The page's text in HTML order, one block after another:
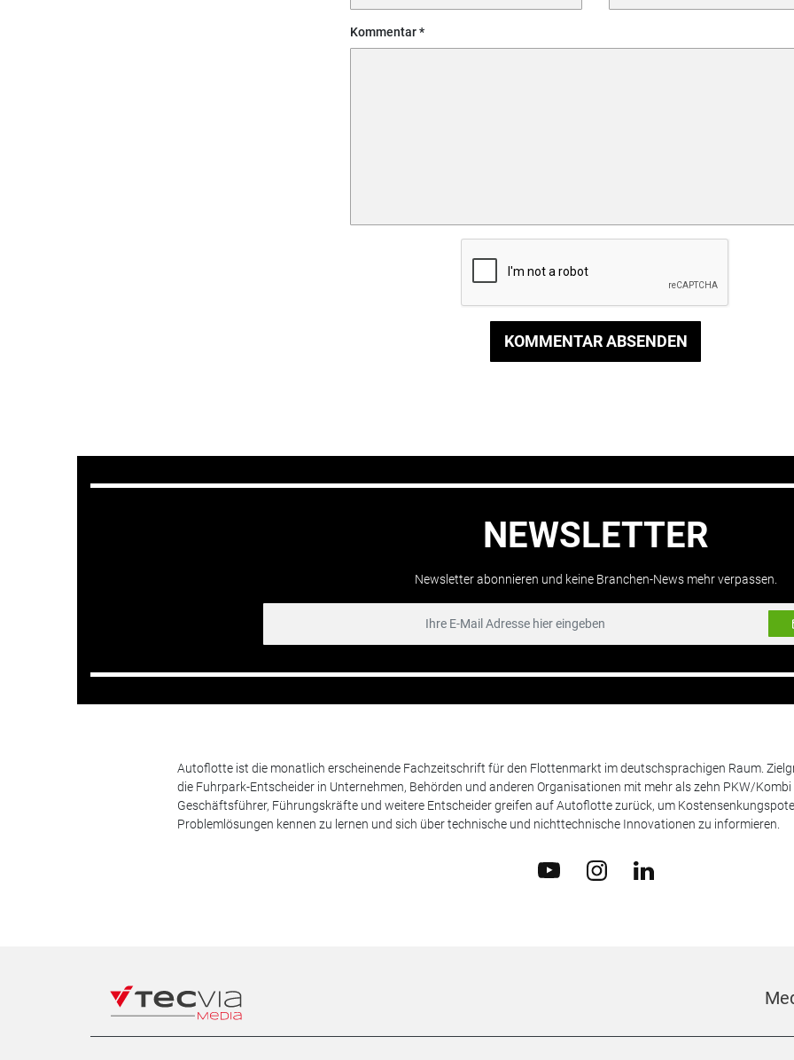
Kommentar
KOMMENTAR ABSENDEN
NEWSLETTER
Newsletter abonnieren und keine Branchen-News mehr verpassen.
Autoflotte ist die monatlich erscheinende Fachzeitschrift für den Flottenmarkt im deutschsprachigen Raum.
die Fuhrpark-Entscheider in Unternehmen, Behörden und anderen Organisationen mit mehr als zehn PKW/
Geschäftsführer, Führungskräfte und weitere Entscheider greifen auf Autoflotte zurück, um
Problemlösungen kennen zu lernen und sich über technische und nichttechnische Innovationen zu informieren.